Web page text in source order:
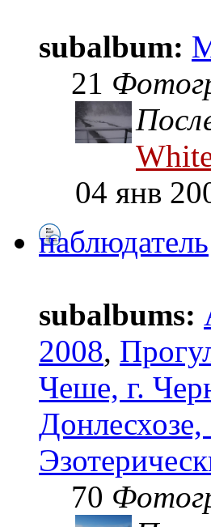
subalbum:
21
04 янв
наблюдатель
subalbums:
2008,
Чеше, г.
70